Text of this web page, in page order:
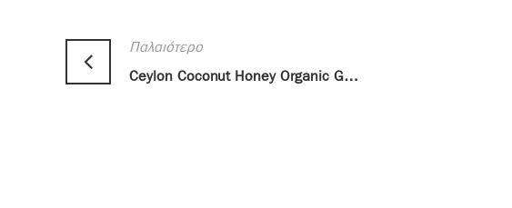
Παλαιότερο
Ceylon Coconut Honey Organic Gluten Free 375ml